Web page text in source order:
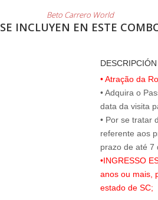
Beto Carrero World
SE INCLUYEN EN ESTE
DESCRIPCIÓN
• Atração da
• Adquira o
data da visita
• Por se tratar
referente aos
•INGRESSO
anos ou mais,
estado de SC;